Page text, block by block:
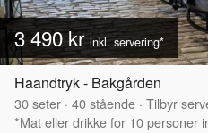
3 490 krinkl. servering*
Haandtryk - Bakgården
30seter · 40stående · Tilbyr
*Mat eller drikke for 10 personer